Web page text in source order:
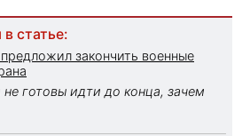
статье:
закончить военные
готовы идти до конца, зачем